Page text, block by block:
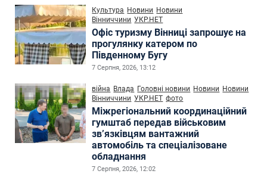
Культура Новини Новини
Вінниччини УКР.НЕТ
Офіс туризму Вінниці запрошує на
прогулянку катером по
Південному Бугу
7 Серпня, 2026, 13:12
війна Влада Головні новини Новини Новини
Вінниччини УКР.НЕТ фото
Міжрегіональний координаційний
гумштаб передав військовим
зв’язківцям вантажний
автомобіль та спеціалізоване
обладнання
7 Серпня, 2026, 12:02